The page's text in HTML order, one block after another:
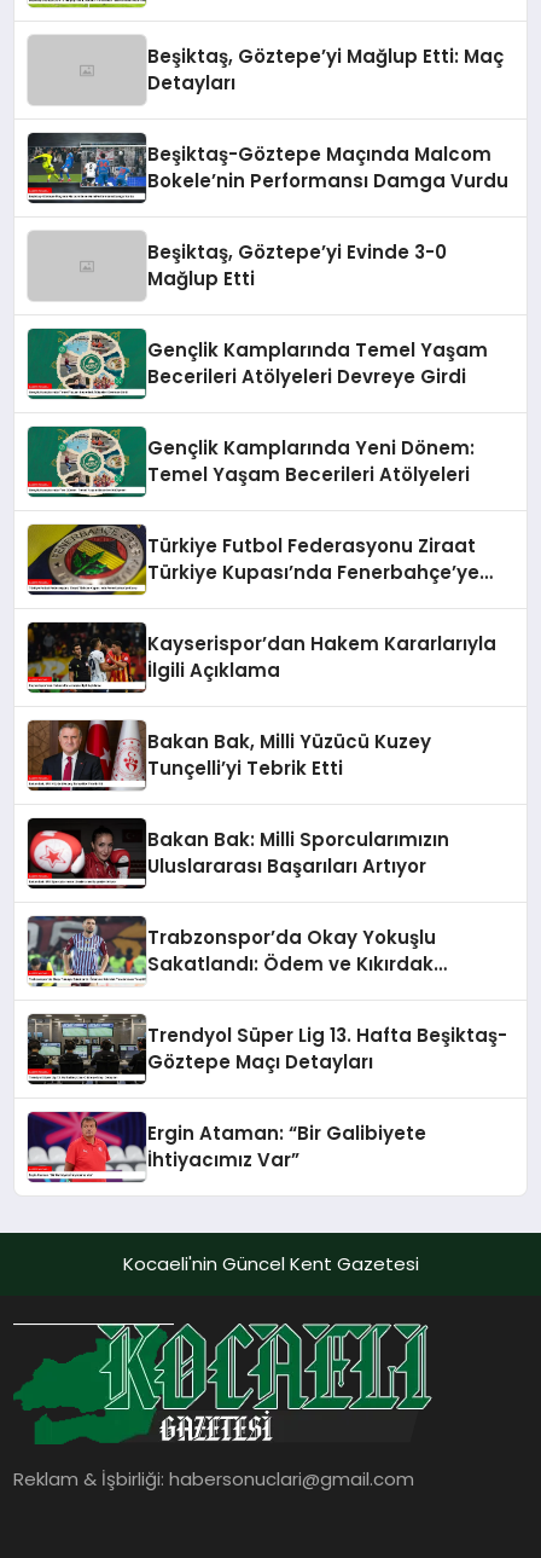
Beşiktaş, Göztepe’yi Mağlup Etti: Maç
Detayları
Beşiktaş-Göztepe Maçında Malcom
Bokele’nin Performansı Damga Vurdu
Beşiktaş, Göztepe’yi Evinde 3-0
Mağlup Etti
Gençlik Kamplarında Temel Yaşam
Becerileri Atölyeleri Devreye Girdi
Gençlik Kamplarında Yeni Dönem:
Temel Yaşam Becerileri Atölyeleri
Türkiye Futbol Federasyonu Ziraat
Türkiye Kupası’nda Fenerbahçe’ye
Kayserispor’dan Hakem Kararlarıyla
İlgili Açıklama
Bakan Bak, Milli Yüzücü Kuzey
Tunçelli’yi Tebrik Etti
Bakan Bak: Milli Sporcularımızın
Uluslararası Başarıları Artıyor
Trabzonspor’da Okay Yokuşlu
Sakatlandı: Ödem ve Kıkırdak
Trendyol Süper Lig 13. Hafta Beşiktaş-
Göztepe Maçı Detayları
Ergin Ataman: “Bir Galibiyete
İhtiyacımız Var”
Kocaeli'nin Güncel Kent Gazetesi
Reklam & İşbirliği:habersonuclari@gmail.com